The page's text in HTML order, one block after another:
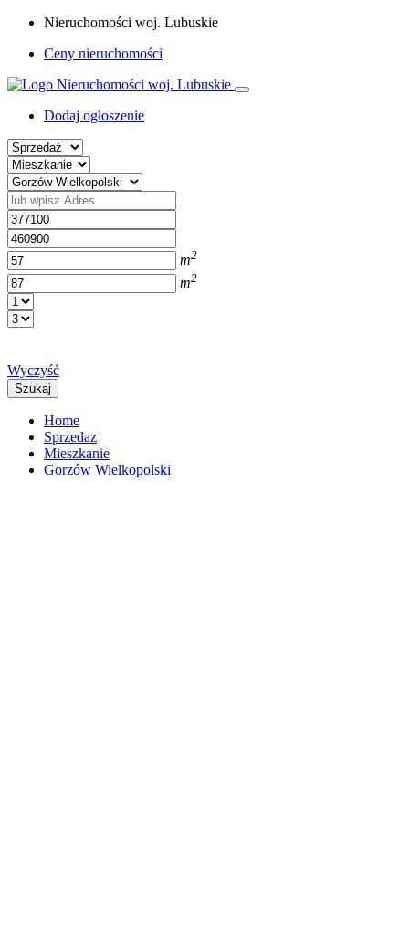
Nieruchomości woj. Lubuskie
Ceny nieruchomości
Dodaj ogłoszenie
m2
m2
Wyczyść
Szukaj
Home
Sprzedaz
Mieszkanie
Gorzów Wielkopolski